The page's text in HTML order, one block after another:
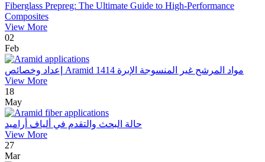
Fiberglass Prepreg: The Ultimate Guide to High-Performance
Composites
View More
02
Feb
إعداد وخصائص Aramid 1414 مواد المرشح غير المنسوجة الإبرة
View More
18
May
حالة البحث والتقدم في ألياف أراميد
View More
27
Mar